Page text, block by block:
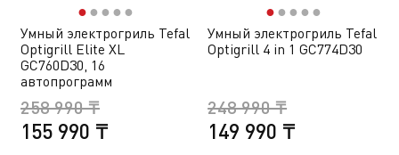
●● ● ● ●
Умный электрогриль Tefal
Optigrill Elite XL
GC760D30, 16
автопрограмм
155 990 ₸
258 990 ₸
●● ● ● ●
Умный электрогриль Tefal
Optigrill 4 in 1 GC774D30
149 990 ₸
248 990 ₸